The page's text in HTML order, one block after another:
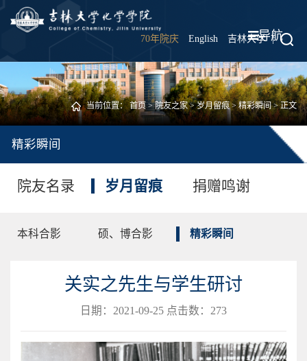
70年院庆 English 吉林大学 |
导航
当前位置：首页>院友之家>岁月留痕>精彩瞬间> 正文
精彩瞬间
院友名录 岁月留痕
本科合影 硕、博合影 精彩瞬间
捐赠鸣谢
关实之先生与学生研讨
日期：2021-09-25 点击数： 273